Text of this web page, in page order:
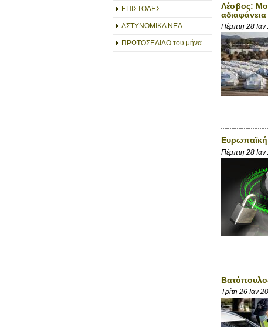
ΕΠΙΣΤΟΛΕΣ
ΑΣΤΥΝΟΜΙΚΑ ΝΕΑ
ΠΡΩΤΟΣΕΛΙΔΟ του μήνα
Λέσβος:
αδιαφάνεια
Πέμπτη 28 Ιαν
Πέμπτη 28 Ιαν
Τρίτη 26 Ιαν